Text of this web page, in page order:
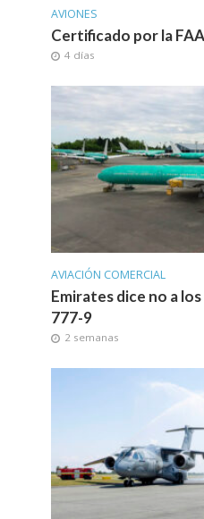
AVIONES
Certificado por la
4 días
AVIACIÓN COMERCIAL
Emirates dice no a
777-9
2 semanas